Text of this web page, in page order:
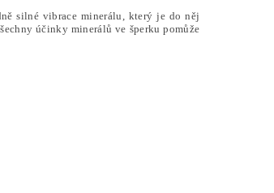
silné vibrace minerálu, který je do něj
účinky minerálů ve šperku pomůže